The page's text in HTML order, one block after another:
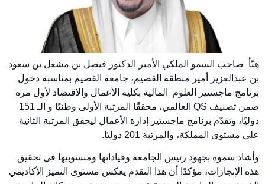
هنّأ صاحب السمو الملكي الأمير الدكتور فيصل بن مشعل بن سعود
بن عبدالعزيز أمير منطقة القصيم، جامعة القصيم بمناسبة دخول
برنامج ماجستير العلوم المالية بكلية الأعمال والاقتصاد لأول مرة
ضمن تصنيف QS العالمي، محققًا المرتبة الأولى وطنيًا و الـ 151
دوليًا، وتقدّم برنامج ماجستير إدارة الأعمال ليحقق المرتبة الثانية
على مستوى المملكة، والمرتبة 201 دوليًا.
وأشاد سموه بجهود رئيس الجامعة وقياداتها ومنسوبيها في تحقيق
هذه الإنجازات، مؤكدًا أن هذا التقدم يعكس مستوى التميز الأكاديمي